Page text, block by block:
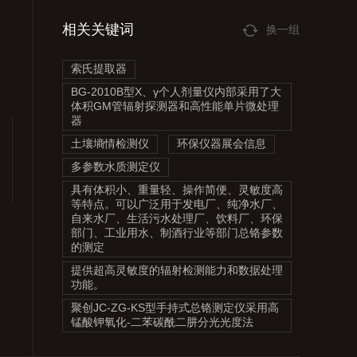
相关关键词 换一组
索氏提取器
BG-2010B型X、γ个人剂量仪内部采用了大
体积GM管辐射探测器和高性能单片微处理
器
土壤墒情检测仪
环保仪器展会信息
多参数水质测定仪
具有体积小、重量轻、操作简便、灵敏度高
等特点。可以广泛用于发电厂、纯净水厂、
自来水厂、生活污水处理厂、饮料厂、环保
部门、工业用水、制酒行业等部门总铬参数
的测定
提供超高灵敏度的辐射检测能力和数据处理
功能。
聚创JC-ZG-KS型手持式总铬测定仪采用高
锰酸钾氧化-二苯碳酰二肼分光光度法